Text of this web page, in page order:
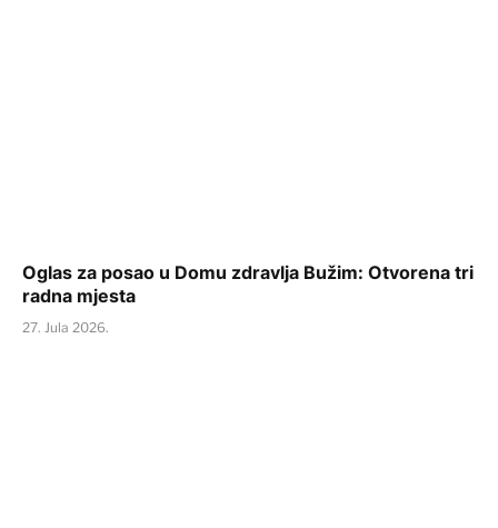
Oglas za posao u Domu zdravlja Bužim: Otvorena tri
radna mjesta
27. Jula 2026.